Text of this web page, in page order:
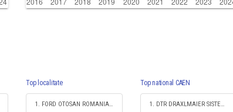
Top localitate
1. FORD OTOSAN ROMANIA S.R.L.
Top national CAEN
1. DTR DRAXLMAIER SISTEME TEHNICE ROMANIA SRL